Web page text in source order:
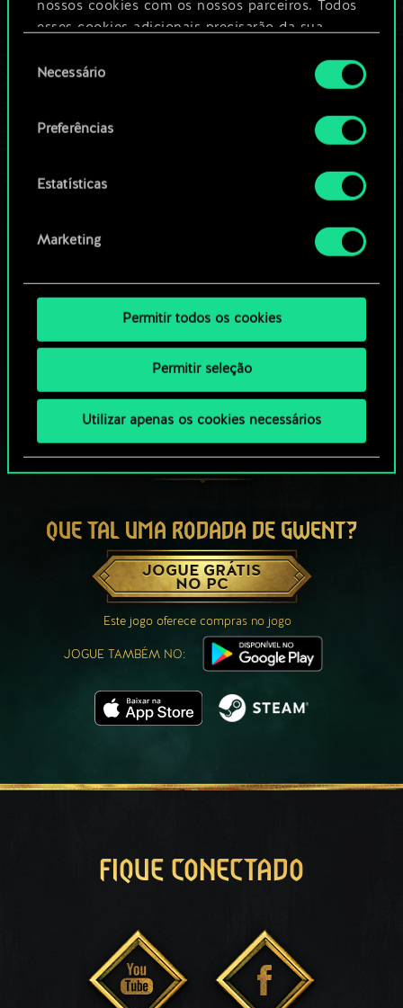
nossos cookies com os nossos parceiros. Todos
esses cookies adicionais precisarão da sua
Você encontrará todos os detalhes sobre o uso
de cookies e poderá ajustar as suas preferências
no menu "Configurações" abaixo.
deNecessário
Preferências
Estatísticas
Marketing
Permitir todos os cookies
Permitir seleção
Utilizar apenas os cookies necessários
comunidade
QUE TAL UMA RODADA DE GWENT?
JOGUE GRÁTIS
NO PC
Este jogo oferece compras no jogo
JOGUE TAMBÉM NO:
FIQUE CONECTADO